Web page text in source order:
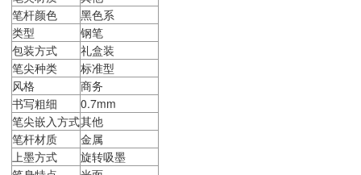
笔杆颜色
黑色系
类型
钢笔
包装方式
礼盒装
笔尖种类
标准型
风格
商务
书写粗细
0.7mm
笔尖嵌入方式其他
笔杆材质
金属
上墨方式
旋转吸墨